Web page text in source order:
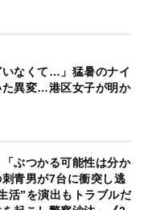
いなくて…」猛暑のナイ
た異変…港区女子が明か
「ぶつかる可能性は分か
青男が7台に衝突し逃
活”を演出もトラブルだ